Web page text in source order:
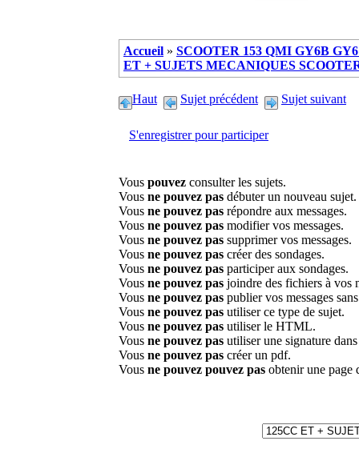
Accueil » SCOOTER 153 QMI GY6B
ET + SUJETS MECANIQUES
Haut Sujet précédent Sujet suivant
S'enregistrer pour participer
Vous pouvez consulter les sujets.
Vous ne pouvez pas débuter un nouveau sujet.
Vous ne pouvez pas répondre aux messages.
Vous ne pouvez pas modifier vos messages.
Vous ne pouvez pas supprimer vos messages.
Vous ne pouvez pas créer des sondages.
Vous ne pouvez pas participer aux sondages.
Vous ne pouvez pas joindre des fichiers à vos
Vous ne pouvez pas publier vos messages
Vous ne pouvez pas utiliser ce type de sujet.
Vous ne pouvez pas utiliser le HTML.
Vous ne pouvez pas utiliser une signature
Vous ne pouvez pas créer un pdf.
Vous ne pouvez pouvez pas obtenir une page